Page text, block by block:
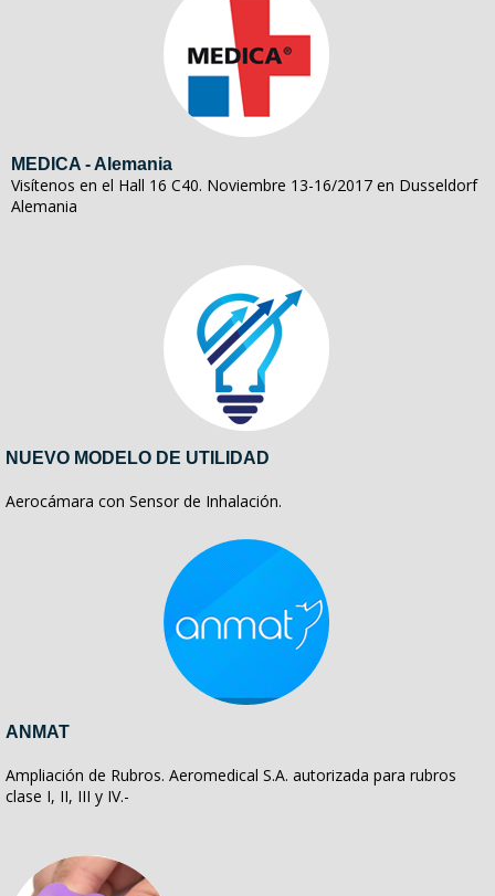
MEDICA - Alemania
Visítenos en el Hall 16 C40. Noviembre 13-16/2017 en Dusseldorf
Alemania
NUEVO MODELO DE UTILIDAD
Aerocámara con Sensor de Inhalación.
ANMAT
Ampliación de Rubros. Aeromedical S.A. autorizada para rubros
clase I, II, III y IV.-